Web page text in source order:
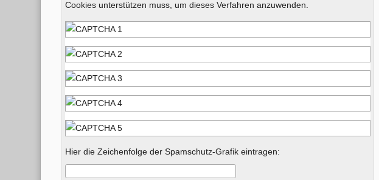
Cookies unterstützen muss, um dieses Verfahren anzuwenden.
Hier die Zeichenfolge der Spamschutz-Grafik eintragen: